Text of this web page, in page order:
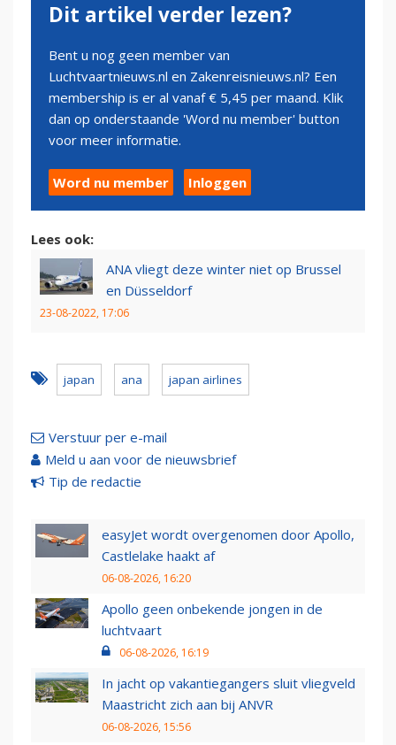
Dit artikel verder lezen?
Bent u nog geen member van
Luchtvaartnieuws.nl en Zakenreisnieuws.nl? Een
membership is er al vanaf € 5,45 per maand. Klik
dan op onderstaande 'Word nu member' button
voor meer informatie.
Word nu member Inloggen
Lees ook:
ANA vliegt deze winter niet op Brussel
en Düsseldorf
23-08-2022, 17:06
japan ana japan airlines
Verstuur per e-mail
Meld u aan voor de nieuwsbrief
Tip de redactie
easyJet wordt overgenomen door Apollo,
Castlelake haakt af
06-08-2026, 16:20
Apollo geen onbekende jongen in de
luchtvaart
06-08-2026, 16:19
In jacht op vakantiegangers sluit vliegveld
Maastricht zich aan bij ANVR
06-08-2026, 15:56